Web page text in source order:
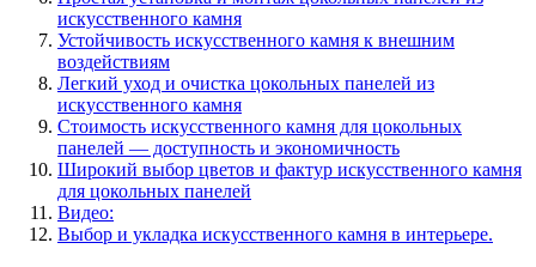
искусственного камня
Устойчивость искусственного камня к внешним
воздействиям
Легкий уход и очистка цокольных панелей из
искусственного камня
Стоимость искусственного камня для цокольных
панелей — доступность и экономичность
Широкий выбор цветов и фактур искусственного камня
для цокольных панелей
Видео:
Выбор и укладка искусственного камня в интерьере.